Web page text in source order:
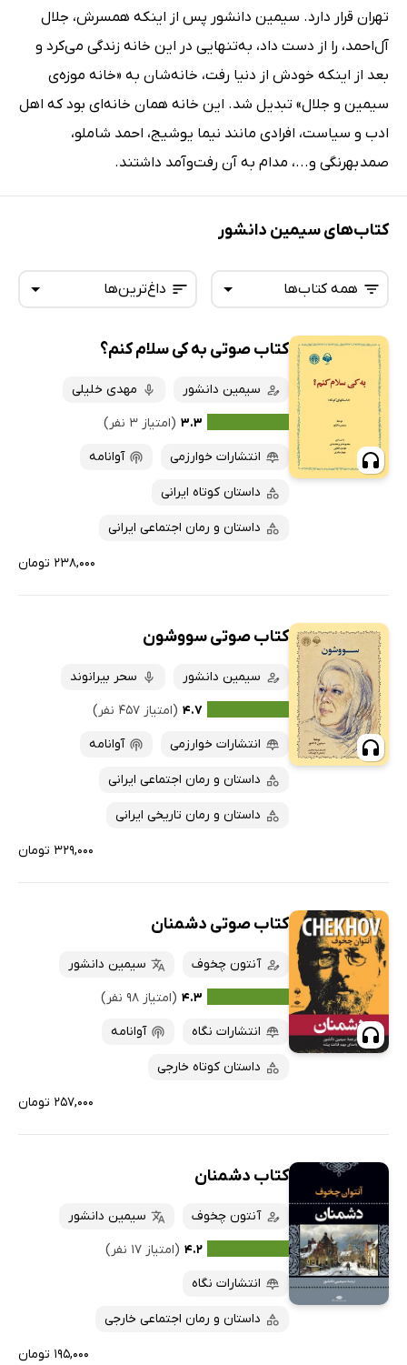
تهران قرار دارد. سیمین دانشور پس از اینکه همسرش، جلال
آل‌احمد، را از دست داد، به‌تنهایی در این خانه زندگی می‌کرد و
بعد از اینکه خودش از دنیا رفت، خانه‌شان به «خانه موزه‌ی
سیمین و جلال» تبدیل شد. این خانه همان خانه‌ای بود که اهل
ادب و سیاست، افرادی مانند نیما یوشیج، احمد شاملو،
صمد بهرنگی و...، مدام به آن رفت‌وآمد داشتند.
کتاب‌های سیمین دانشور
داغ‌ترین‌ها
تازه‌ها
داغ‌ترین‌ها
پرفروش‌ها
پربحث‌ها
ارزان ترین‌ها
همه کتاب‌ها
همه کتاب‌ها
کتاب‌های صوتی
کتاب‌های متنی
کتاب صوتی به کی سلام کنم؟
سیمین دانشور
مهدی خلیلی
۳.۳ (امتیاز ۳ نفر)
انتشارات خوارزمی
آوانامه
داستان کوتاه ایرانی
داستان و رمان اجتماعی ایرانی
۲۳۸,۰۰۰ تومان
کتاب صوتی سووشون
سیمین دانشور
سحر بیرانوند
۴.۷ (امتیاز ۴۵۷ نفر)
انتشارات خوارزمی
آوانامه
داستان و رمان اجتماعی ایرانی
داستان و رمان تاریخی ایرانی
۳۲۹,۰۰۰ تومان
کتاب صوتی دشمنان
آنتون چخوف
سیمین دانشور
۴.۳ (امتیاز ۹۸ نفر)
انتشارات نگاه
آوانامه
داستان کوتاه خارجی
۲۵۷,۰۰۰ تومان
کتاب دشمنان
آنتون چخوف
سیمین دانشور
۴.۲ (امتیاز ۱۷ نفر)
انتشارات نگاه
داستان و رمان اجتماعی خارجی
۱۹۵,۰۰۰ تومان